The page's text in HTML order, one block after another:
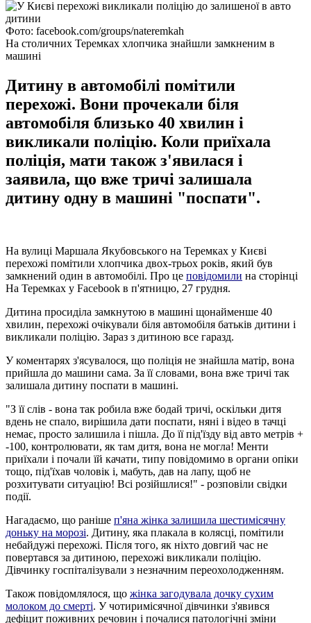
Фото: facebook.com/groups/nateremkah
На столичних Теремках хлопчика знайшли замкненим в
машині
Дитину в автомобілі помітили
перехожі. Вони прочекали біля
автомобіля близько 40 хвилин і
викликали поліцію. Коли приїхала
поліція, мати також з'явилася і
заявила, що вже тричі залишала
дитину одну в машині "поспати".
На вулиці Маршала Якубовського на Теремках у Києві
перехожі помітили хлопчика двох-трьох років, який був
замкнений один в автомобілі. Про це повідомили на сторінці
На Теремках у Facebook в п'ятницю, 27 грудня.
Дитина просиділа замкнутою в машині щонайменше 40
хвилин, перехожі очікували біля автомобіля батьків дитини і
викликали поліцію. Зараз з дитиною все гаразд.
У коментарях з'ясувалося, що поліція не знайшла матір, вона
прийшла до машини сама. За її словами, вона вже тричі так
залишала дитину поспати в машині.
"З її слів - вона так робила вже бодай тричі, оскільки дитя
вдень не спало, вирішила дати поспати, няні і відео в тачці
немає, просто залишила і пішла. До її під'їзду від авто метрів +
-100, контролювати, як там дитя, вона не могла! Менти
приїхали і почали їй качати, типу повідомимо в органи опіки
тощо, під'їхав чоловік і, мабуть, дав на лапу, щоб не
розхитувати ситуацію! Всі розійшлися!" - розповіли свідки
події.
Нагадаємо, що раніше п'яна жінка залишила шестимісячну
доньку на морозі. Дитину, яка плакала в колясці, помітили
небайдужі перехожі. Після того, як ніхто довгий час не
повертався за дитиною, перехожі викликали поліцію.
Дівчинку госпіталізували з незначним переохолодженням.
Також повідомлялося, що жінка загодувала дочку сухим
молоком до смерті. У чотиримісячної дівчинки з'явився
дефіцит поживних речовин і почалися патологічні зміни